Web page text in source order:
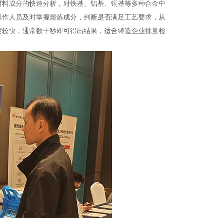
成分的快速分析，对铁基、铝基、铜基等多种合金中
人员及时掌握熔炼成分，判断是否满足工艺要求，从
快，通常数十秒即可得出结果，适合铸造企业批量检